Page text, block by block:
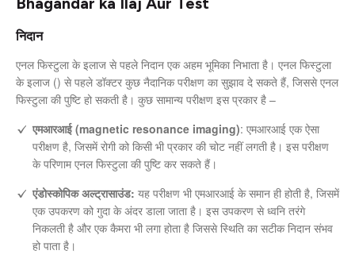
निदान
एनल फिस्टुला के इलाज से पहले निदान एक अहम भूमिका निभाता है। एनल फिस्टुला
के इलाज () से पहले डॉक्टर कुछ नैदानिक परीक्षण का सुझाव दे सकते हैं, जिससे एनल
फिस्टुला की पुष्टि हो सकती है। कुछ सामान्य परीक्षण इस प्रकार है –
एमआरआई (magnetic resonance imaging): एमआरआई एक ऐसा
परीक्षण है, जिसमें रोगी को किसी भी प्रकार की चोट नहीं लगती है। इस परीक्षण
के परिणाम एनल फिस्टुला की पुष्टि कर सकते हैं।
एंडोस्कोपिक अल्ट्रासाउंड: यह परीक्षण भी एमआरआई के समान ही होती है, जिसमें
एक उपकरण को गुदा के अंदर डाला जाता है। इस उपकरण से ध्वनि तरंगे
निकलती है और एक कैमरा भी लगा होता है जिससे स्थिति का सटीक निदान संभव
हो पाता है।